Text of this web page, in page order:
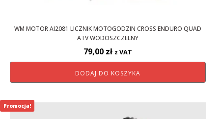
WM MOTOR AI2081 LICZNIK MOTOGODZIN CROSS ENDURO QUAD
ATV WODOSZCZELNY
79,00 zł z VAT
DODAJ DO KOSZYKA
Promocja!